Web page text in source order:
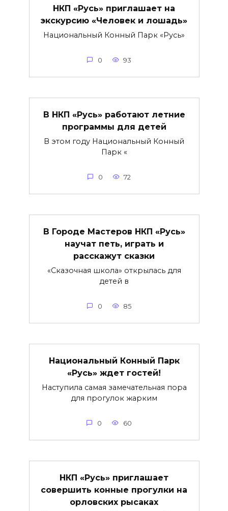
НКП «Русь» приглашает на
экскурсию «Человек и лошадь»
Национальный Конный Парк «Русь»
0 93
В НКП «Русь» работают летние
программы для детей
В этом году Национальный Конный
Парк «
0 72
В Городе Мастеров НКП «Русь»
научат петь, играть и
расскажут сказки
«Сказочная школа» открылась для
детей в
0 85
Национальный Конный Парк
«Русь» ждет гостей!
Наступила самая замечательная пора
для прогулок жарким
0 60
НКП «Русь» приглашает
совершить конные прогулки на
орловских рысаках